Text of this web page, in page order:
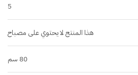
5
هذا المنتج لا يحتوي على مصباح
80 سم